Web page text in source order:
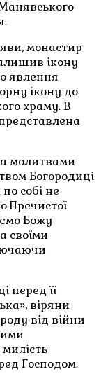
монастир
ікону
явлення
ікону до
храму. В
молитвами
Богородиці
собі не
Пречистої
Божу
своїми
перед її
віряни
від війни
Господом.